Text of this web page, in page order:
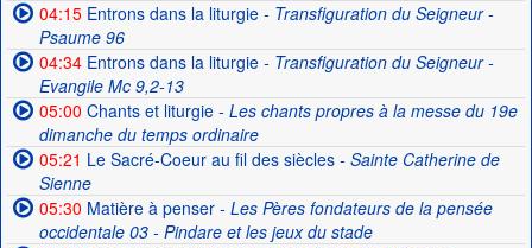
04:15Entrons dans la liturgie- Transfiguration du Seigneur -
Psaume 96
04:34Entrons dans la liturgie- Transfiguration du Seigneur -
Evangile Mc 9,2-13
05:00 Chants et liturgie- Les chants propres à la messe du 19e
dimanche du temps ordinaire
05:21 Le Sacré-Coeur au fil des siècles- Sainte Catherine de
Sienne
05:30 Matière à penser- Les Pères fondateurs de la pensée
occidentale 03 - Pindare et les jeux du stade